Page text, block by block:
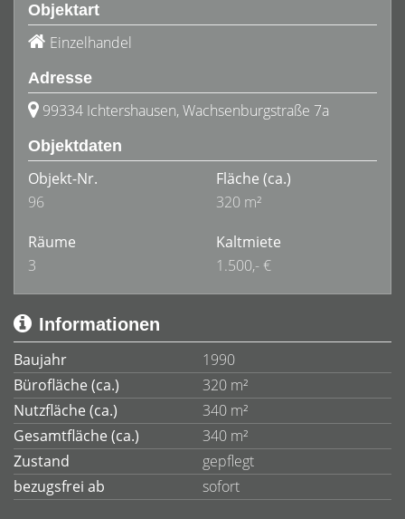
Objektart
Einzelhandel
Adresse
99334 Ichtershausen, Wachsenburgstraße 7a
Objektdaten
Objekt-Nr.
96
Fläche (ca.)
320 m²
Räume
3
Kaltmiete
1.500,- €
Informationen
Baujahr
1990
Bürofläche (ca.)
320 m²
Nutzfläche (ca.)
340 m²
Gesamtfläche (ca.)
340 m²
Zustand
gepflegt
bezugsfrei ab
sofort